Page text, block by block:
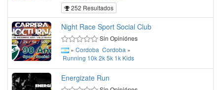
252 Resultados
Night Race Sport Social Club
Sin Opiniónes
» Cordoba Cordoba »
Running 10k2k5k 1k Kids
Energizate Run